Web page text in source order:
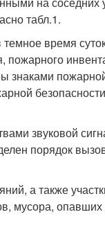
табл.1.
время
пожарного
знаками
звуковой
порядок
а также
мусора, опавших